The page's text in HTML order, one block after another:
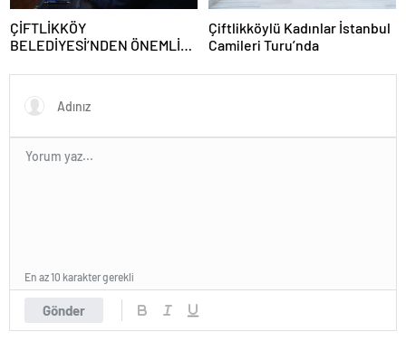
ÇİFTLİKKÖY
BELEDİYESİ’NDEN ÖNEMLİ
23 MART’TAN İTİBAREN
ONLINE
Çiftlikköylü Kadınlar İstanbul
Camileri Turu’nda
Gönder
En az 10 karakter gerekli